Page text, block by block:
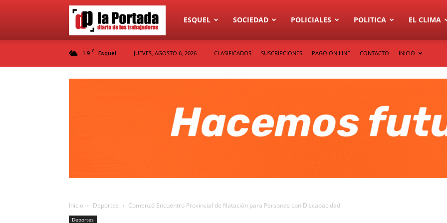
Diario
La
ESQUEL SOCIEDAD POLICIALES POLITICA EL CLIMA
-1.9 C Esquel JUEVES, AGOSTO 6, 2026 CLASIFICADOS SUSCRIPCIONES PAGO ON LINE CONTACTO INICIO
Inicio Deportes Comenzó Encuentro Provincial de Natación para Personas con Discapacidad
Deportes